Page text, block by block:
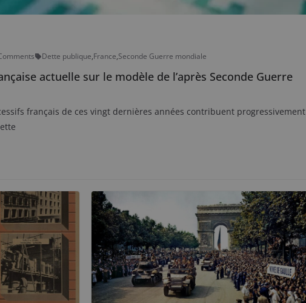
Dette publique,France,Seconde Guerre mondiale
actuelle sur le modèle de l’après Seconde Guerre
français de ces vingt dernières années contribuent progressivement